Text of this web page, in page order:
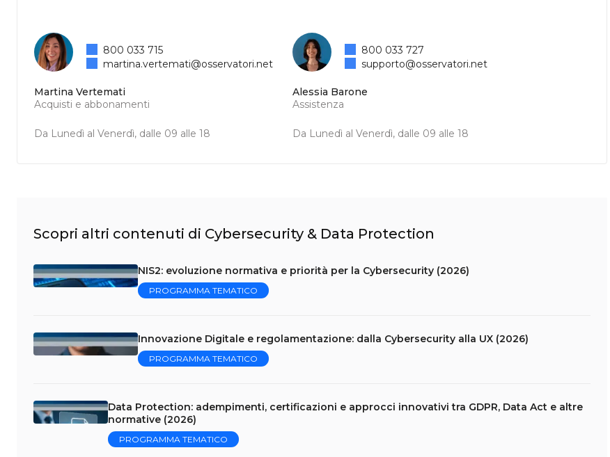
Martina Vertemati
Acquisti e abbonamenti
Da Lunedì al Venerdì, dalle 09 alle 18
800 033 715
martina.vertemati@osservatori.net
Alessia Barone
Assistenza
Da Lunedì al Venerdì, dalle 09 alle 18
800 033 727
supporto@osservatori.net
Scopri altri contenuti di Cybersecurity & Data Protection
NIS2: evoluzione normativa e priorità per la Cybersecurity (2026)
PROGRAMMA TEMATICO
Innovazione Digitale e regolamentazione: dalla Cybersecurity alla UX (2026)
PROGRAMMA TEMATICO
Data Protection: adempimenti, certificazioni e approcci innovativi tra GDPR, Data Act e altre
normative (2026)
PROGRAMMA TEMATICO